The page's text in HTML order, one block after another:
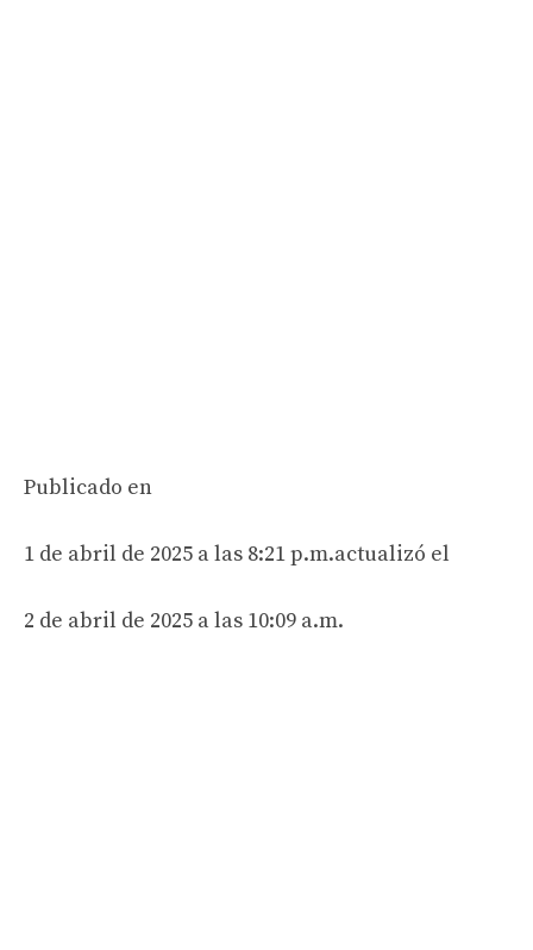
Publicado en
1 de abril de 2025 a las 8:21 p.m.actualizó el
2 de abril de 2025 a las 10:09 a.m.